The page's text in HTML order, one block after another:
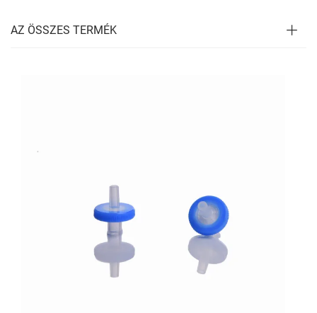
AZ ÖSSZES TERMÉK